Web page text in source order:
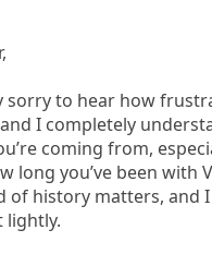
sorry to hear how
I completely
coming from,
long you’ve been with
of history matters, and
lightly.